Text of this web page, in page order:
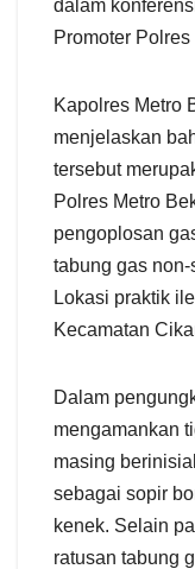
dalam
Promoter
Kapolres Metro
menjelaskan
tersebut
Polres Metro
pengoplosan
tabung gas
Lokasi praktik
Kecamatan
Dalam
mengamankan
masing
sebagai sopir
kenek. Selain
ratusan tabung